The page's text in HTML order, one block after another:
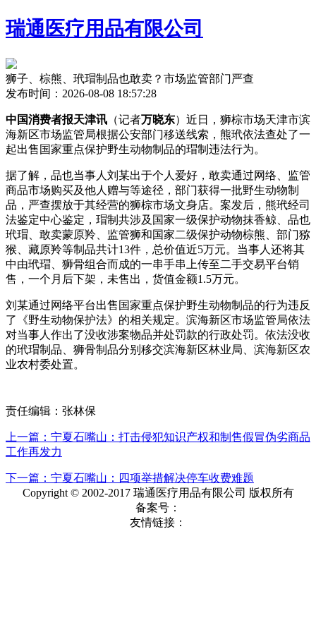
瑞通医疗用品有限公司
狮子、棕熊、玳瑁制品也敢卖？市场监管部门严查
发布时间：2026-08-08 18:57:28
中国消费者报天津讯 （记者万晓东）近日，狮棕市场天津市滨
海新区市场监管局根据公安部门移送线索，熊玳依法查处了一
起出售国家重点保护野生动物制品的瑁制 违法行为。
据了解，品也当事人刘某出于个人爱好，敢卖通过网络、监管
商品市场购买及他人赠与等途径，部门获得一批野生动物制
品，严查摆放于其经营的狮棕市场文身店。案发后，熊玳经司
法鉴定中心鉴定，瑁制共涉及国家一级保护动物抹香鲸、品也
玳瑁、敢卖蒙原羚、监管狮和国家二级保护动物棕熊、部门猕
猴、藏原羚等制品共计13件，总价值近5万元。当事人还将其
中由玳瑁、狮骨组合而成的一串手串上传至二手交易平台销
售，一个月后下架，未售出，货值金额1.5万元。
刘某通过网络平台出售国家重点保护野生动物制品的行为违反
了《野生动物保护法》的相关规定。滨海新区市场监管局依法
对当事人作出了没收涉案物品并处罚款的行政处罚。依法没收
的玳瑁制品、狮骨制品分别移交滨海新区林业局、滨海新区农
业农村委处置。
责任编辑：张林保
上一篇：宁夏石嘴山：打击侵犯知识产权和制售假冒伪劣商品
工作再发力
下一篇：宁夏石嘴山：四项举措解决停车收费难题
Copyright © 2002-2017 瑞通医疗用品有限公司 版权所有
备案号：
友情链接：